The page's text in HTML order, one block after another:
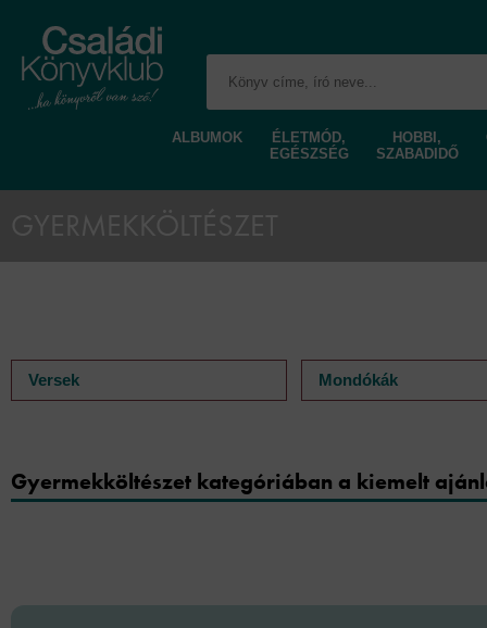
ALBUMOK
ÉLETMÓD,
EGÉSZSÉG
HOBBI,
SZABADIDŐ
Versek Mondókák
Gyermekköltészet kategóriában a kiemelt